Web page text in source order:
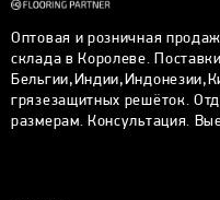
Оптовая и розничная
склада в Королеве.
грязезащитных решёток.
размерам. Консультация.